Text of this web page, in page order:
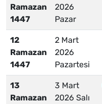
Ramazan
1447
2026
Pazar
12
Ramazan
1447
2 Mart
2026
Pazartesi
13
Ramazan
3 Mart
2026 Salı